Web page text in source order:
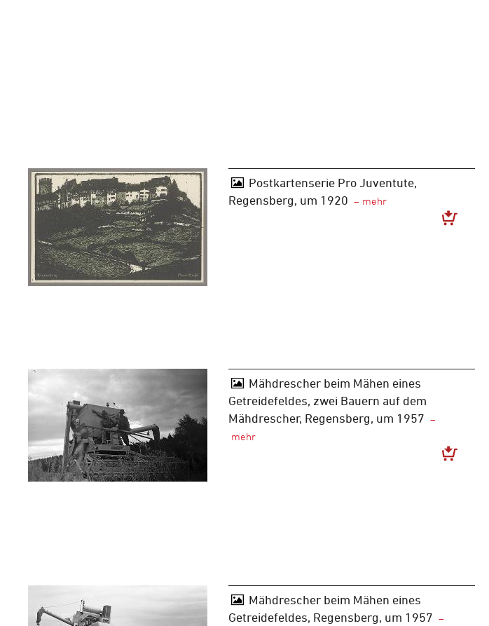
Postkartenserie Pro Juventute,
Regensberg, um 1920
Mähdrescher beim Mähen eines
Getreidefeldes, zwei Bauern auf dem
Mähdrescher, Regensberg, um 1957
Mähdrescher beim Mähen eines
Getreidefeldes, Regensberg, um 1957